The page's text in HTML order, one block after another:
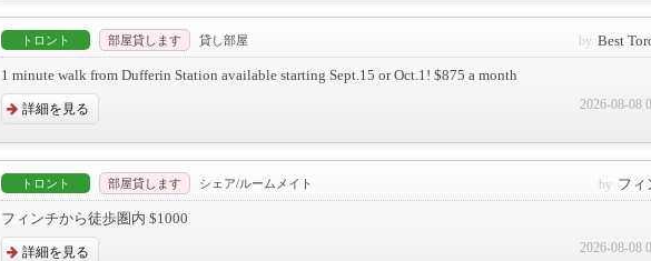
トロント 部屋貸します 貸し部屋 Best
1 minute walk from Dufferin Station available starting Sept.15 or Oct.1! $875 a month
詳細を見る 2026-08-08
トロント 部屋貸します シェア/ルームメイト フィ
フィンチから徒歩圏内 $1000
詳細を見る 2026-08-08